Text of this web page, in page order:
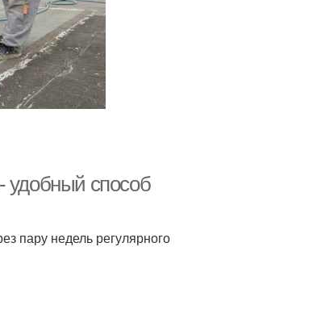
удобный способ
пару недель регулярного